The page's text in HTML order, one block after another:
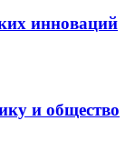
инноваций
и общество